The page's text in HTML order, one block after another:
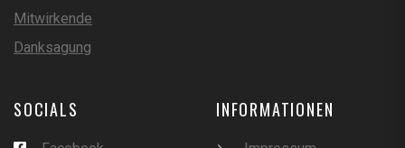
Mitwirkende
Danksagung
SOCIALS INFORMATIONEN